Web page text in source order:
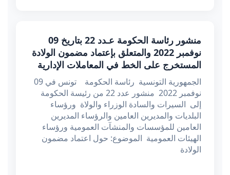
منشور رئاسة الحكومة عـدد 22 بتاريخ 09
نوفمبر 2022 والمتعلق بإعتماد مضمون الولادة
المستخرج على الخط في المعاملات الإدارية
الجمهورية التونسية رئاسة الحكومة تونس في 09
نوفمبر 2022 منشور عدد 22 من رئيسة الحكومة
إلى السيرات والسادة الوزراء والولاة ورؤساء
البلديات والمديرين العامين والرؤساء المديرين
العامين للمؤسسات والمنشآت العمومية ورؤساء
الهيئات العمومية الموضوع: حول اعتماد مضمون
الولادة